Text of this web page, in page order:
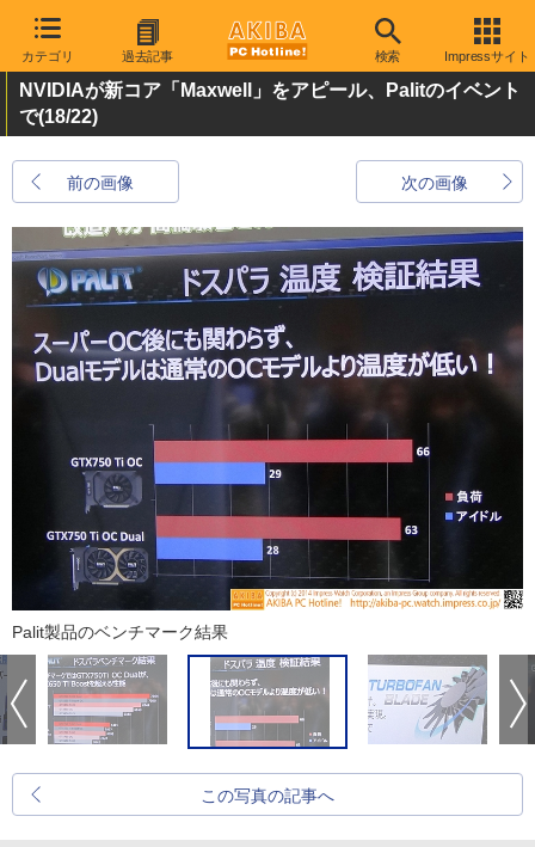
カテゴリ 過去記事 検索 Impressサイト
NVIDIAが新コア「Maxwell」をアピール、Palitのイベント
で(18/22)
前の画像 次の画像
Palit製品のベンチマーク結果
この写真の記事へ